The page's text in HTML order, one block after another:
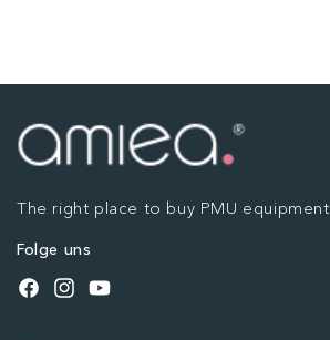
The right place to buy PMU equipment
Folge uns
Facebook
InstagramYouTube